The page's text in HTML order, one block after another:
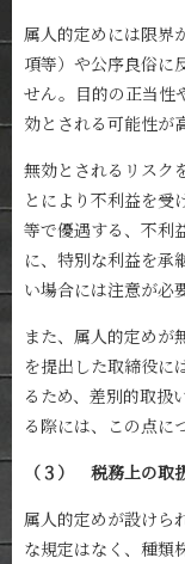
属人的定めには限界
項等）や公序良俗に
せん。目的の正当性
効とされる可能性が
無効とされるリスク
とにより不利益を受
等で優遇する、不利
に、特別な利益を承
い場合には注意が必
また、属人的定めが
を提出した取締役に
るため、差別的取扱
る際には、この点に
（３） 税務上の取
属人的定めが設けら
な規定はなく、種類